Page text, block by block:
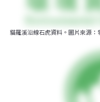
貓羅溪沿線石虎資料。圖片來源：